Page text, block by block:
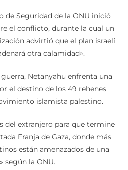
de Seguridad de la ONU inició
el conflicto, durante la cual un
advirtió que el plan israelí
otra calamidad».
Netanyahu enfrenta una
el destino de los 49 rehenes
islamista palestino.
del extranjero para que termine
Franja de Gaza, donde más
están amenazados de una
según la ONU.